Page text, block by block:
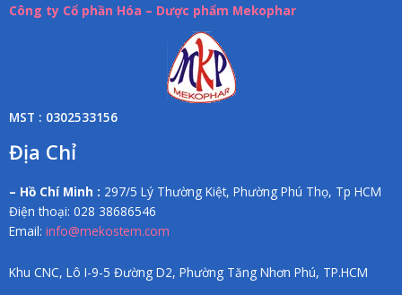
Công ty Cổ phần Hóa – Dược phẩm Mekophar
MST : 0302533156
Địa Chỉ
– Hồ Chí Minh : 297/5 Lý Thường Kiệt, Phường Phú Thọ, Tp HCM
Điện thoại: 028 38686546
Email: info@mekostem.com
Khu CNC, Lô I-9-5 Đường D2, Phường Tăng Nhơn Phú, TP.HCM